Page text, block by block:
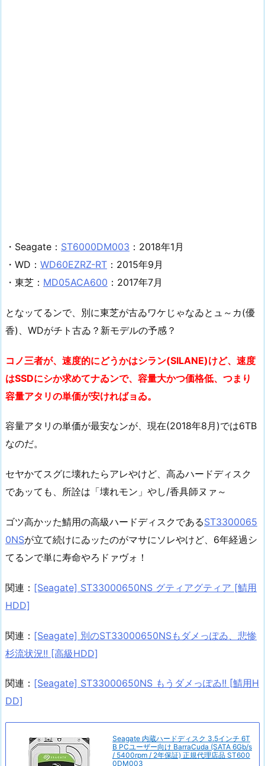
・Seagate： ST6000DM003 ：2018年1月
・WD： WD60EZRZ-RT ：2015年9月
・東芝： MD05ACA600 ：2017年7月
となッてるンで、別に東芝が古ゐワケじゃなゐとュ～カ(優
香)、WDがチト古ゐ？新モデルの予感？
コノ三者が、速度的にどうかはシラン(SILANE)けど、速度
はSSDにシか求めてナゐンで、容量大かつ価格低、つまり
容量アタリの単価が安ければョゐ。
容量アタリの単価が最安なンが、現在(2018年8月)では6TB
なのだ。
セヤかてスグに壊れたらアレやけど、高ゐハードディスク
であッても、所詮は「壊れモン」やし/香具師ヌァ～
ゴツ高かッた鯖用の高級ハードディスクであるST3300065
0NSが立て続けにゐッたのがマサにソレやけど、6年経過シ
てるンで単に寿命やろドァヴォ！
関連： [Seagate] ST33000650NS グティアグティア [鯖用
HDD]
関連： [Seagate] 別のST33000650NSもダメっぽゐ、悲惨
杉流状況!! [高級HDD]
関連： [Seagate] ST33000650NS もうダメっぽゐ!! [鯖用H
DD]
Seagate 内蔵ハードディスク 3.5インチ 6T
B PCユーザー向け BarraCuda (SATA 6Gb/s
/ 5400rpm / 2年保証) 正規代理店品 ST600
0DM003